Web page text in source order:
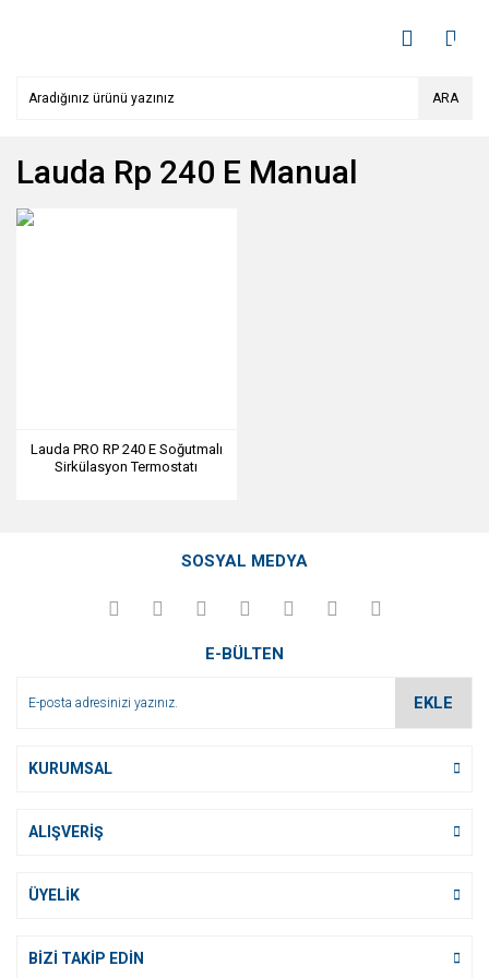
ARA
Lauda Rp 240 E Manual
Lauda PRO RP 240 E Soğutmalı
Sirkülasyon Termostatı
SOSYAL MEDYA
E-BÜLTEN
EKLE
KURUMSAL
ALIŞVERİŞ
ÜYELİK
BİZİ TAKİP EDİN